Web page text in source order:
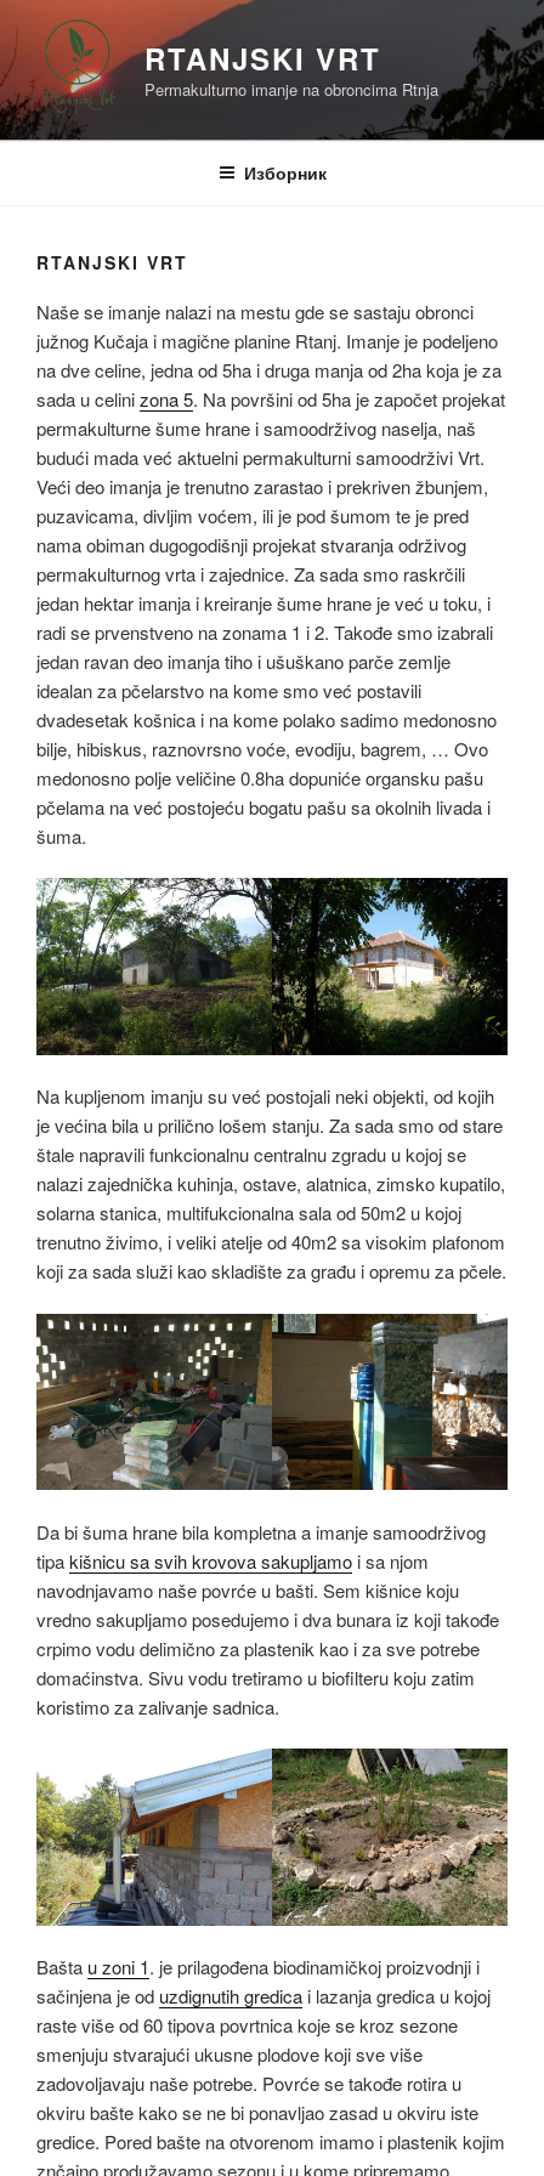
садржај
RTANJSKI VRT
Permakulturno imanje na obroncima Rtnja
Изборник
RTANJSKI VRT
Naše se imanje nalazi na mestu gde se sastaju obronci
južnog Kučaja i magične planine Rtanj. Imanje je podeljeno
na dve celine, jedna od 5ha i druga manja od 2ha koja je za
sada u celinizona 5. Na površini od 5ha je započet projekat
permakulturne šume hrane i samoodrživog naselja, naš
budući mada već aktuelni permakulturni samoodrživi Vrt.
Veći deo imanja je trenutno zarastao i prekriven žbunjem,
puzavicama, divljim voćem, ili je pod šumom te je pred
nama obiman dugogodišnji projekat stvaranja održivog
permakulturnog vrta i zajednice. Za sada smo raskrčili
jedan hektar imanja i kreiranje šume hrane je već u toku, i
radi se prvenstveno na zonama 1 i 2. Takođe smo izabrali
jedan ravan deo imanja tiho i ušuškano parče zemlje
idealan za pčelarstvo na kome smo već postavili
dvadesetak košnica i na kome polako sadimo medonosno
bilje, hibiskus, raznovrsno voće, evodiju, bagrem, … Ovo
medonosno polje veličine 0.8ha dopuniće organsku pašu
pčelama na već postojeću bogatu pašu sa okolnih livada i
šuma.
Na kupljenom imanju su već postojali neki objekti, od kojih
je većina bila u prilično lošem stanju. Za sada smo od stare
štale napravili funkcionalnu centralnu zgradu u kojoj se
nalazi zajednička kuhinja, ostave, alatnica, zimsko kupatilo,
solarna stanica, multifukcionalna sala od 50m2 u kojoj
trenutno živimo, i veliki atelje od 40m2 sa visokim plafonom
koji za sada služi kao skladište za građu i opremu za pčele.
Da bi šuma hrane bila kompletna a imanje samoodrživog
tipakišnicu sa svih krovova sakupljamo i sa njom
navodnjavamo naše povrće u bašti. Sem kišnice koju
vredno sakupljamo posedujemo i dva bunara iz koji takođe
crpimo vodu delimično za plastenik kao i za sve potrebe
domaćinstva. Sivu vodu tretiramo u biofilteru koju zatim
koristimo za zalivanje sadnica.
Bašta u zoni 1. je prilagođena biodinamičkoj proizvodnji i
sačinjena je od uzdignutih gredica i lazanja gredica u kojoj
raste više od 60 tipova povrtnica koje se kroz sezone
smenjuju stvarajući ukusne plodove koji sve više
zadovoljavaju naše potrebe. Povrće se takođe rotira u
okviru bašte kako se ne bi ponavljao zasad u okviru iste
gredice. Pored bašte na otvorenom imamo i plastenik kojim